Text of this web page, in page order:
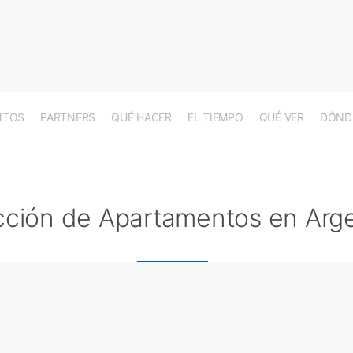
PARTNERS QUÉ HACER EL TIEMPO QUÉ VER
de Apartamentos en